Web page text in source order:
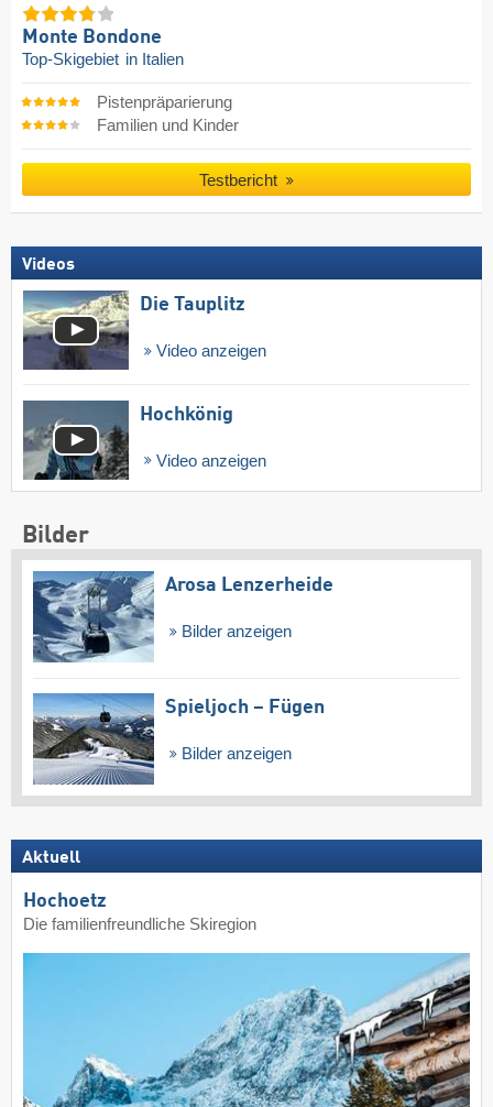
Monte Bondone
Top-Skigebiet in Italien
Pistenpräparierung
Familien und Kinder
Testbericht
Videos
Die Tauplitz
Video anzeigen
Hochkönig
Video anzeigen
Bilder
Arosa Lenzerheide
Bilder anzeigen
Spieljoch – Fügen
Bilder anzeigen
Aktuell
Hochoetz
Die familienfreundliche Skiregion